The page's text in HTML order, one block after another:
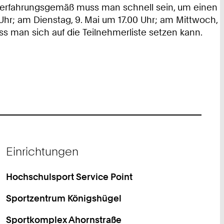
muss man schnell sein, um einen
am Dienstag, 9. Mai um 17.00 Uhr; am Mittwoch,
man sich auf die Teilnehmerliste setzen kann.
Einrichtungen
Hochschulsport Service Point
Sportzentrum Königshügel
Sportkomplex Ahornstraße